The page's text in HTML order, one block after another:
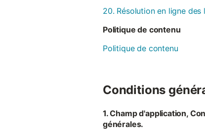
20. Résolution en ligne des
Politique de contenu
Politique de contenu
Conditions
1. Champ d'application,
générales.